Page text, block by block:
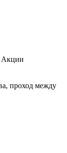
Акции
проход между